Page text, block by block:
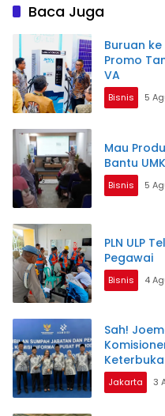
Baca Juga
Buruan ke
Promo
VA
Bisnis 5
Mau
Bantu
Bisnis 5
PLN ULP
Pegawai
Bisnis 4
Sah!
Jakarta 3